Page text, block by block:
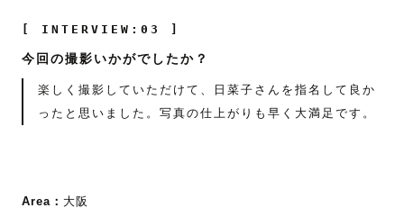
[ INTERVIEW:03 ]
今回の撮影いかがでしたか？
楽しく撮影していただけて、日菜子さんを指名して良か
ったと思いました。写真の仕上がりも早く大満足です。
Area： 大阪